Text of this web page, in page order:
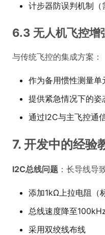
计步器防误判机制（
6.3 无人机飞控增
与传统飞控的集成方案：
作为备用惯性测量单
提供紧急情况下的姿
通过I2C与主飞控通
7. 开发中的经验
I2C总线问题 ：长导线导
添加1kΩ上拉电阻（
总线速度降至
采用双绞线布线